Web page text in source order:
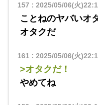
157 : 2025/05/06(火
ことねのヤバいオ
オタクだ
161 : 2025/05/06(火
>オタクだ！
やめてね